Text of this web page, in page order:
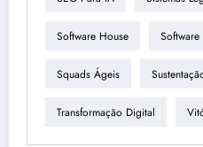
Software House
Squads Ágeis
Transformação Digital